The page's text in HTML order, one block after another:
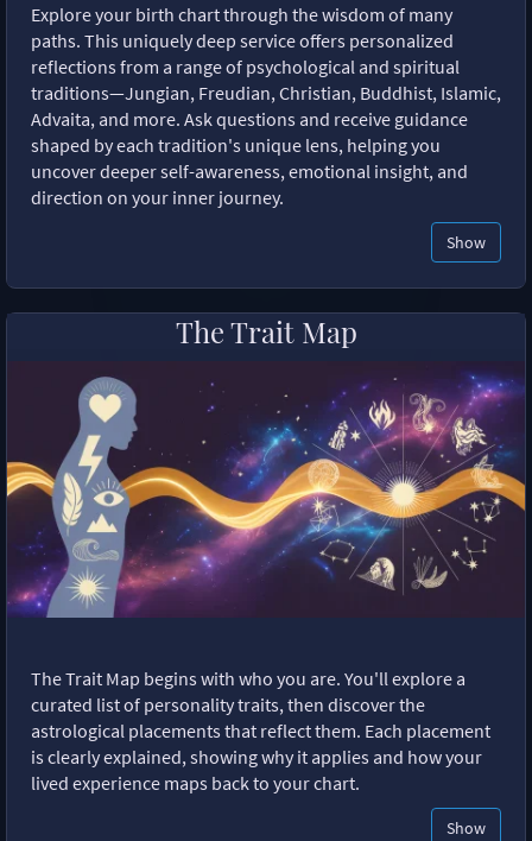
Explore your birth chart through the wisdom of many
paths. This uniquely deep service offers personalized
reflections from a range of psychological and spiritual
traditions—Jungian, Freudian, Christian, Buddhist, Islamic,
Advaita, and more. Ask questions and receive guidance
shaped by each tradition's unique lens, helping you
uncover deeper self-awareness, emotional insight, and
direction on your inner journey.
Show
The Trait Map
The Trait Map begins with who you are. You'll explore a
curated list of personality traits, then discover the
astrological placements that reflect them. Each placement
is clearly explained, showing why it applies and how your
lived experience maps back to your chart.
Show